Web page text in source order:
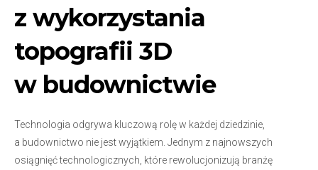
z wykorzystania
topografii 3D
w budownictwie
Technologia odgrywa kluczową rolę w każdej dziedzinie,
a budownictwo nie jest wyjątkiem. Jednym z najnowszych
osiągnięć technologicznych, które rewolucjonizują branżę